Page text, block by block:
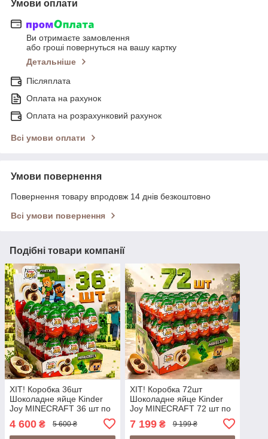
Умови оплати
Ви отримаєте замовлення
або гроші повернуться на вашу картку
Детальніше
Післяплата
Оплата на рахунок
Оплата на розрахунковий рахунок
Всі умови оплати
Умови повернення
Повернення товару впродовж 14 днів безкоштовно
Всі умови повернення
Подібні товари компанії
ХІТ! Коробка 36шт
Шоколадне яйце Kinder
Joy MINECRAFT 36 шт по
20г (Kinder Surprise Kinder
Joy Funko Pop Minecraft
4 600 ₴ 5 600 ₴
ХІТ! Коробка 72шт
Шоколадне яйце Kinder
Joy MINECRAFT 72 шт по
20г (Kinder Surprise Kinder
Joy Funko Pop Minecraft
7 199₴ 9 199 ₴